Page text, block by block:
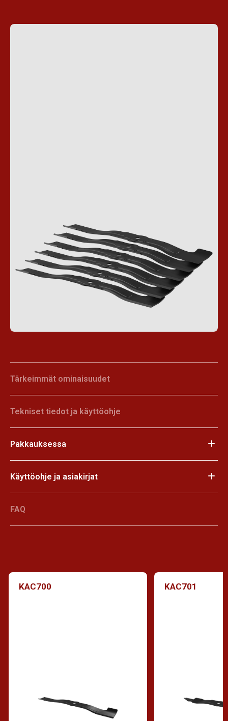
Tärkeimmät ominaisuudet
Tekniset tiedot ja käyttöohje
Pakkauksessa
Käyttöohje ja asiakirjat
FAQ
KAC700 KAC701